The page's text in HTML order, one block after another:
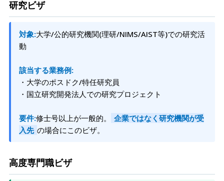
研究ビザ
対象:大学/公的研究機関(理研/NIMS/AIST等)での研究活
動
該当する業務例:
・大学のポスドク/特任研究員
・国立研究開発法人での研究プロジェクト
要件:修士号以上が一般的。
企業ではなく研究機関が受
入先 の場合にこのビザ。
高度専門職ビザ